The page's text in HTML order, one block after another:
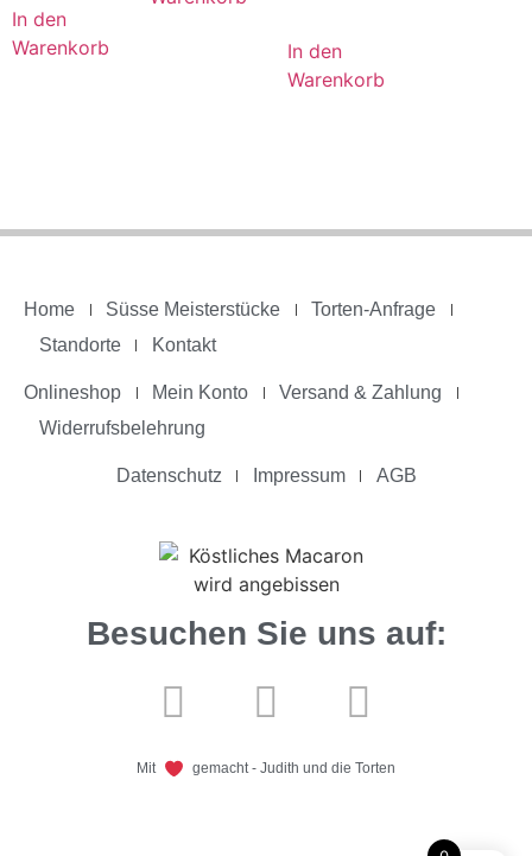
In den
Warenkorb
In den
Warenkorb
Home Süsse Meisterstücke
Torten-Anfrage
Standorte
Kontakt
Onlineshop Mein Konto
Versand & Zahlung
Widerrufsbelehrung
Datenschutz Impressum AGB
Besuchen Sie uns auf:
Mit gemacht - Judith und die Torten